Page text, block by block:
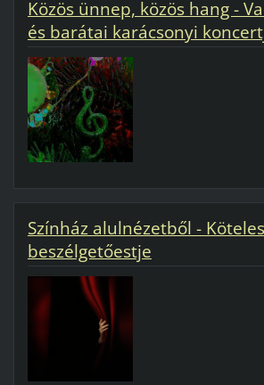
Közös ünnep, közös hang -
és barátai karácsonyi
Színház alulnézetből -
beszélgetőestje